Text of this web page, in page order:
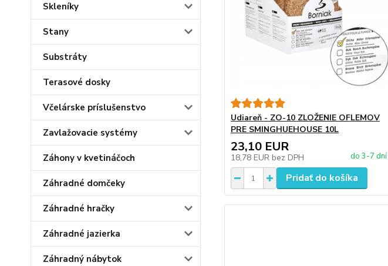
Skleníky
Stany
Substráty
Terasové dosky
Včelárske príslušenstvo
Zavlažovacie systémy
Záhony v kvetináčoch
Záhradné domčeky
Záhradné hračky
Záhradné jazierka
Záhradný nábytok
Udiareň - ZO-10 ZLOŽENIE OFLEMOV
PRE SMINGHUEHOUSE 10L
23,10 EUR
18,78 EUR bez DPH do 3-7 dní
Pridať do košíka